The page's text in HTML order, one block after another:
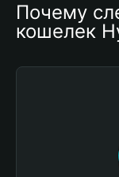
Почему
кошелек